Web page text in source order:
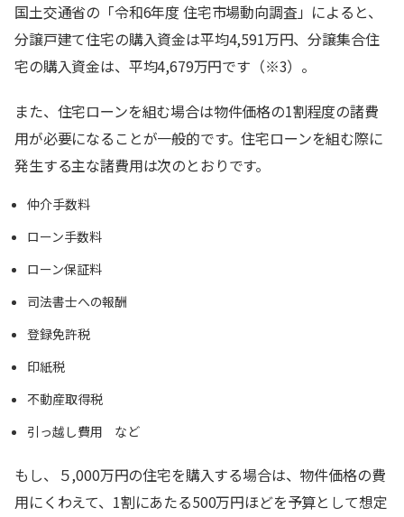
国土交通省の「令和6年度 住宅市場動向調査」によると、
分譲戸建て住宅の購入資金は平均4,591万円、分譲集合住
宅の購入資金は、平均4,679万円です（※3）。
また、住宅ローンを組む場合は物件価格の1割程度の諸費
用が必要になることが一般的です。住宅ローンを組む際に
発生する主な諸費用は次のとおりです。
仲介手数料
ローン手数料
ローン保証料
司法書士への報酬
登録免許税
印紙税
不動産取得税
引っ越し費用 など
もし、５,000万円の住宅を購入する場合は、物件価格の費
用にくわえて、1割にあたる500万円ほどを予算として想定